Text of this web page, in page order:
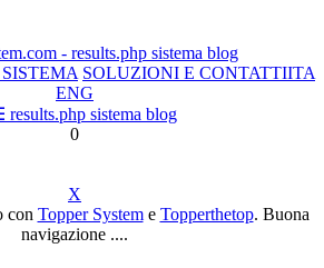
SOLUZIONI E CONTATTIITA
ENG
0
X
con Topper Systeme Topperthetop. Buona
navigazione ....